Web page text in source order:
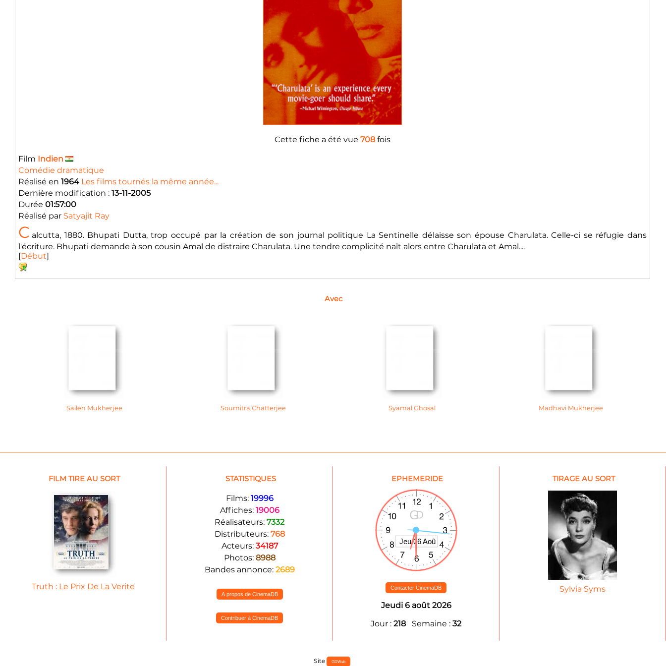
Cette fiche a été vue 708 fois
Film Indien
Comédie dramatique
Réalisé en 1964 Les films tournés la même année...
Dernière modification : 13-11-2005
Durée 01:57:00
Réalisé par Satyajit Ray
C alcutta, 1880. Bhupati Dutta, trop occupé par la création de son journal politique La Sentinelle délaisse son épouse Charulata. Celle-ci se réfugie dans
l'écriture. Bhupati demande à son cousin Amal de distraire Charulata. Une tendre complicité naît alors entre Charulata et Amal....
[Début]
Avec
Sailen Mukherjee Soumitra Chatterjee Syamal Ghosal Madhavi Mukherjee
FILM TIRE AU SORT
Truth : Le Prix De La Verite
STATISTIQUES
Films: 19996
Affiches: 19006
Réalisateurs: 7332
Distributeurs: 768
Acteurs: 34187
Photos: 8988
Bandes annonce: 2689
A propos de CinemaDB
Contribuer à CinemaDB
EPHEMERIDE
Contacter CinemaDB
Jeudi 6 août 2026
Jour : 218 Semaine : 32
TIRAGE AU SORT
Sylvia Syms
Site GDWeb